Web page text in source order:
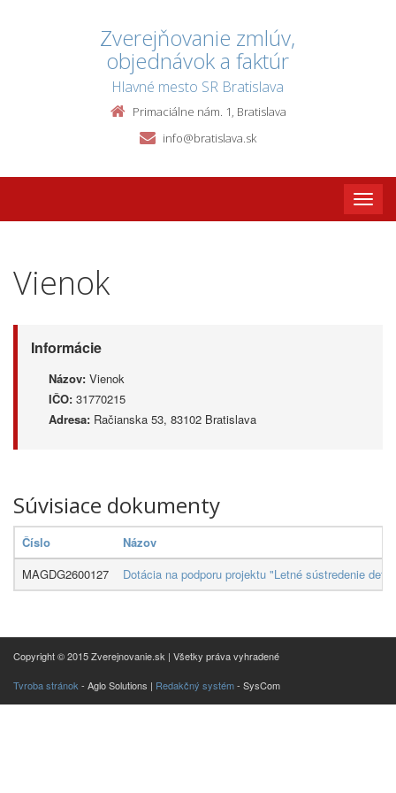
Zverejňovanie zmlúv,
objednávok a faktúr
Hlavné mesto SR Bratislava
Primaciálne nám. 1, Bratislava
info@bratislava.sk
Toggle
Vienok
Informácie
Názov: Vienok
IČO: 31770215
Adresa: Račianska 53, 83102 Bratislava
Súvisiace dokumenty
Číslo
Názov
MAGDG2600127
Dotácia na podporu projektu "Letné sústredenie
Copyright © 2015 Zverejnovanie.sk | Všetky práva vyhradené
Tvroba stránok - Aglo Solutions | Redakčný systém- SysCom